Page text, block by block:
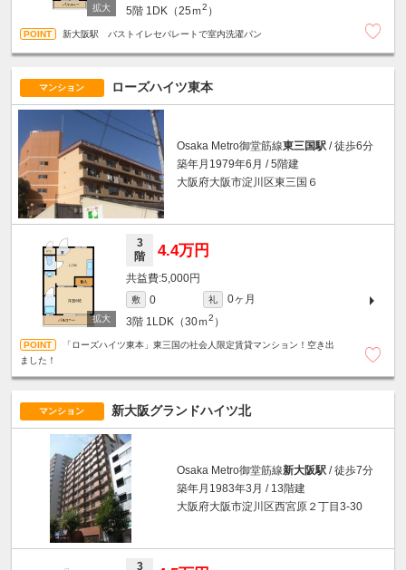
5階 1DK（25ｍ2 ）
新大阪駅 バストイレセパレートで室内洗濯パン
マンション ローズハイツ東本
Osaka Metro御堂筋線東三国駅 / 徒歩6分
築年月1979年6月 / 5階建
大阪府大阪市淀川区東三国６
3
階
4.4万円
5,000円
敷 0 礼
0ヶ月
3階 1LDK（30ｍ2 ）
「ローズハイツ東本」東三国の社会人限定賃貸マンション！空き出
ました！
マンション 新大阪グランドハイツ北
Osaka Metro御堂筋線新大阪駅 / 徒歩7分
築年月1983年3月 / 13階建
大阪府大阪市淀川区西宮原２丁目3-30
3